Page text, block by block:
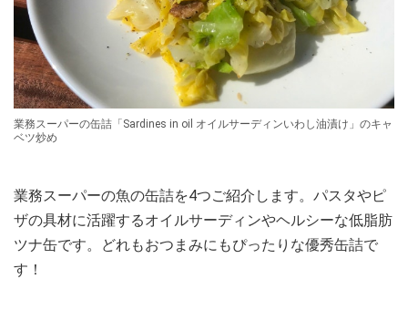
業務スーパーの缶詰「Sardines in oil オイルサーディンいわし油漬け」のキャ
ベツ炒め
業務スーパーの魚の缶詰を4つご紹介します。パスタやピ
ザの具材に活躍するオイルサーディンやヘルシーな低脂肪
ツナ缶です。どれもおつまみにもぴったりな優秀缶詰で
す！